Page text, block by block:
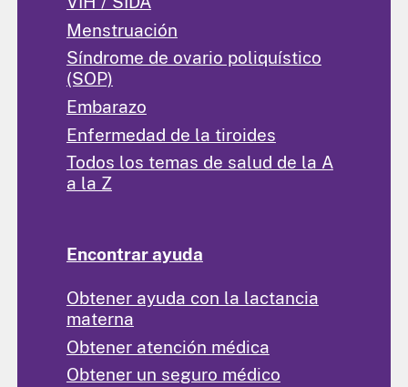
Menstruación
Síndrome de ovario poliquístico
(SOP)
Embarazo
Enfermedad de la tiroides
Todos los temas de salud de la A
a la Z
Encontrar ayuda
Obtener ayuda con la lactancia
materna
Obtener atención médica
Obtener un seguro médico